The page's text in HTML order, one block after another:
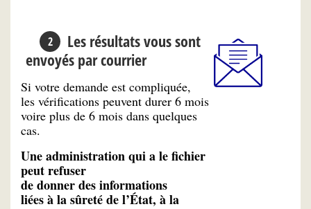
Les résultats vous sont
envoyés par courrier
Si votre demande est compliquée,
les vérifications peuvent durer 6 mois
voire plus de 6 mois dans quelques
cas.
Une administration qui a le fichier
peut refuser
de donner des informations
liées à la sûreté de l’État, à la